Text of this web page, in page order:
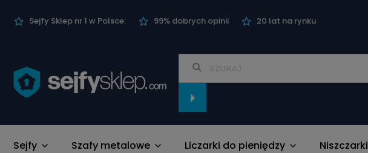
Sejfy Sklep nr 1 w Polsce: 99% dobrych opinii 20 lat na rynku
Sejfy Szafy metalowe Liczarki do pieniędzy Niszczarki